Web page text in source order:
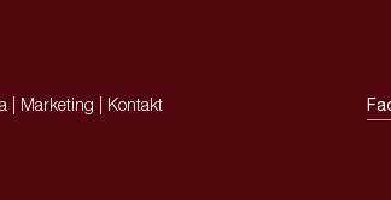
Marketing Kontakt